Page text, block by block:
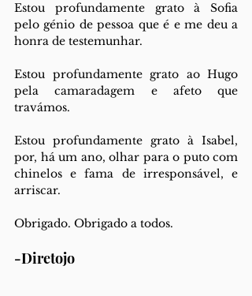
Estou profundamente grato à Sofia
pelo génio de pessoa que é e me deu a
honra de testemunhar.
Estou profundamente grato ao Hugo
pela camaradagem e afeto que
travámos.
Estou profundamente grato à Isabel,
por, há um ano, olhar para o puto com
chinelos e fama de irresponsável, e
arriscar.
Obrigado. Obrigado a todos.
-Diretojo